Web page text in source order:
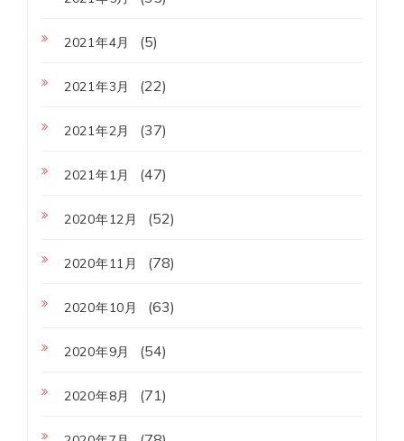
2021年4月 (5)
2021年3月 (22)
2021年2月 (37)
2021年1月 (47)
2020年12月 (52)
2020年11月 (78)
2020年10月 (63)
2020年9月 (54)
2020年8月 (71)